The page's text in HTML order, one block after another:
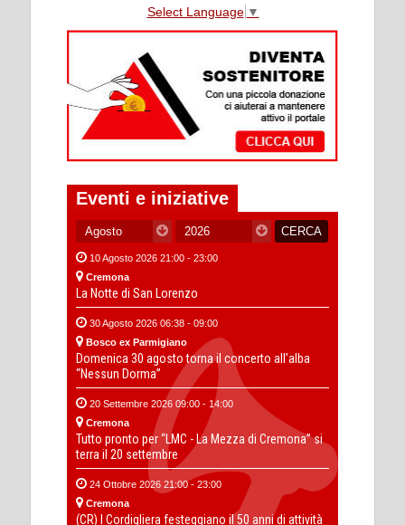
Select Language ▼
Eventi e iniziative
10 Agosto 2026 21:00 - 23:00
Cremona
La Notte di San Lorenzo
30 Agosto 2026 06:38 - 09:00
Bosco ex Parmigiano
Domenica 30 agosto torna il concerto all’alba
“Nessun Dorma”
20 Settembre 2026 09:00 - 14:00
Cremona
Tutto pronto per “LMC - La Mezza di Cremona” si
terra il 20 settembre
24 Ottobre 2026 21:00 - 23:00
Cremona
(CR) I Cordigliera festeggiano il 50 anni di attività